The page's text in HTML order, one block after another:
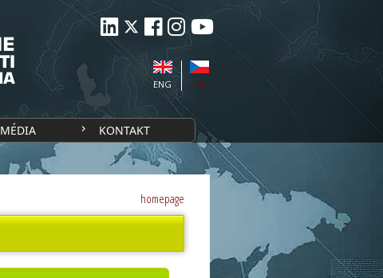
CZE
ENG
MÉDIA KONTAKT
homepage